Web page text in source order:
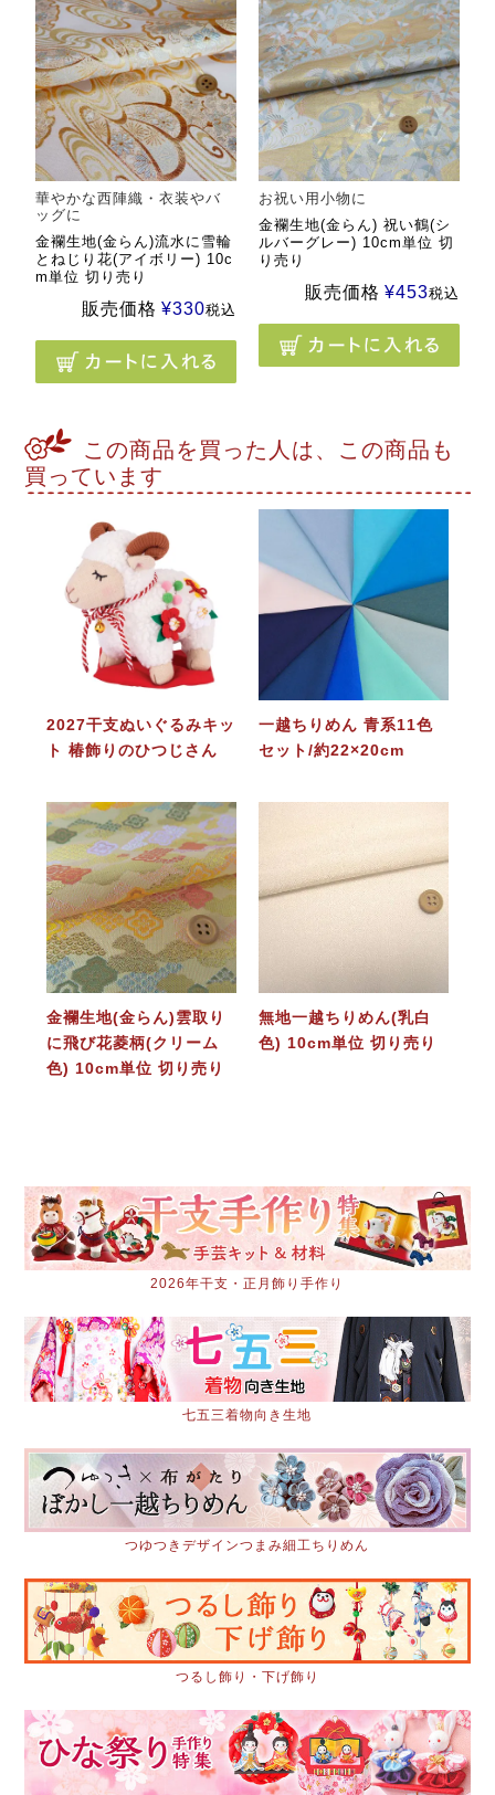
華やかな西陣織・衣装やバ
ッグに
金襴生地(金らん)流水に雪輪
とねじり花(アイボリー) 10c
m単位 切り売り
販売価格 ¥330税込
お祝い用小物に
金襴生地(金らん) 祝い鶴(シ
ルバーグレー) 10cm単位 切
り売り
販売価格 ¥453税込
この商品を買った人は、この商品も
買っています
2027干支ぬいぐるみキッ
ト 椿飾りのひつじさん
一越ちりめん 青系11色
セット/約22×20cm
金襴生地(金らん)雲取り
に飛び花菱柄(クリーム
色) 10cm単位 切り売り
無地一越ちりめん(乳白
色) 10cm単位 切り売り
2026年干支・正月飾り手作り
七五三着物向き生地
つゆつきデザインつまみ細工ちりめん
つるし飾り・下げ飾り